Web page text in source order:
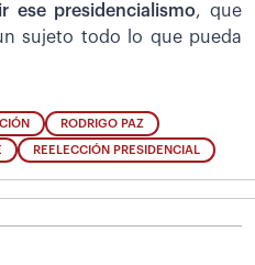
ese presidencialismo, que
sujeto todo lo que pueda
RODRIGO PAZ
REELECCIÓN PRESIDENCIAL